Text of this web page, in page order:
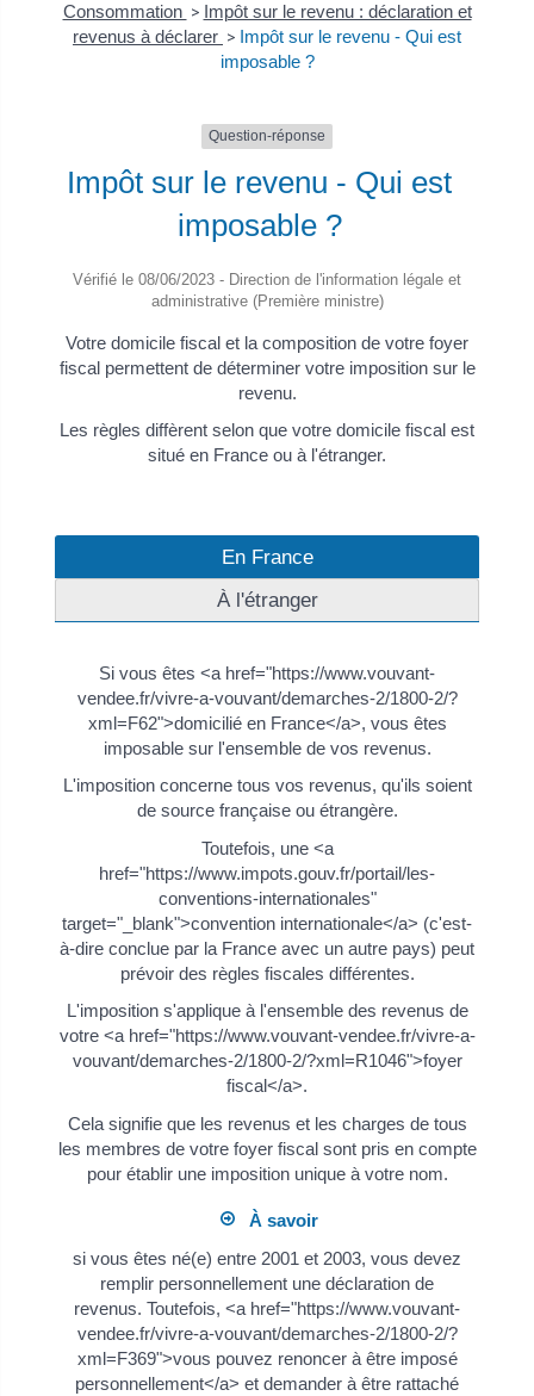
Consommation > Impôt sur le revenu : déclaration et
revenus à déclarer > Impôt sur le revenu - Qui est
imposable ?
Question-réponse
Impôt sur le revenu - Qui est
imposable ?
Vérifié le 08/06/2023 - Direction de l'information légale et
administrative (Première ministre)
Votre domicile fiscal et la composition de votre foyer
fiscal permettent de déterminer votre imposition sur le
revenu.
Les règles diffèrent selon que votre domicile fiscal est
situé en France ou à l'étranger.
En France
À l'étranger
Si vous êtes <a href="https://www.vouvant-
vendee.fr/vivre-a-vouvant/demarches-2/1800-2/?
xml=F62">domicilié en France</a>, vous êtes
imposable sur l'ensemble de vos revenus.
L'imposition concerne tous vos revenus, qu'ils soient
de source française ou étrangère.
Toutefois, une <a
href="https://www.impots.gouv.fr/portail/les-
conventions-internationales"
target="_blank">convention internationale</a> (c'est-
à-dire conclue par la France avec un autre pays) peut
prévoir des règles fiscales différentes.
L'imposition s'applique à l'ensemble des revenus de
votre <a href="https://www.vouvant-vendee.fr/vivre-a-
vouvant/demarches-2/1800-2/?xml=R1046">foyer
fiscal</a>.
Cela signifie que les revenus et les charges de tous
les membres de votre foyer fiscal sont pris en compte
pour établir une imposition unique à votre nom.
À savoir
si vous êtes né(e) entre 2001 et 2003, vous devez
remplir personnellement une déclaration de
revenus. Toutefois, <a href="https://www.vouvant-
vendee.fr/vivre-a-vouvant/demarches-2/1800-2/?
xml=F369">vous pouvez renoncer à être imposé
personnellement</a> et demander à être rattaché